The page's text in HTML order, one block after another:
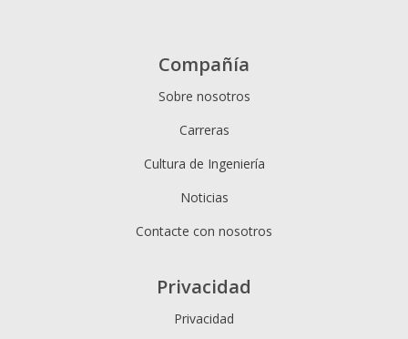
Compañía
Sobre nosotros
Carreras
Cultura de Ingeniería
Noticias
Contacte con nosotros
Privacidad
Privacidad